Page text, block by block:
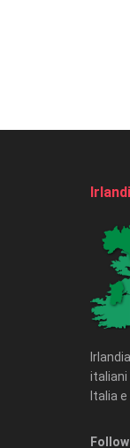
italiani
Italia e